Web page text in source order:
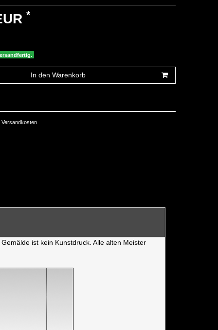
*
In den Warenkorb
Versandkosten
ist kein Kunstdruck. Alle alten Meister